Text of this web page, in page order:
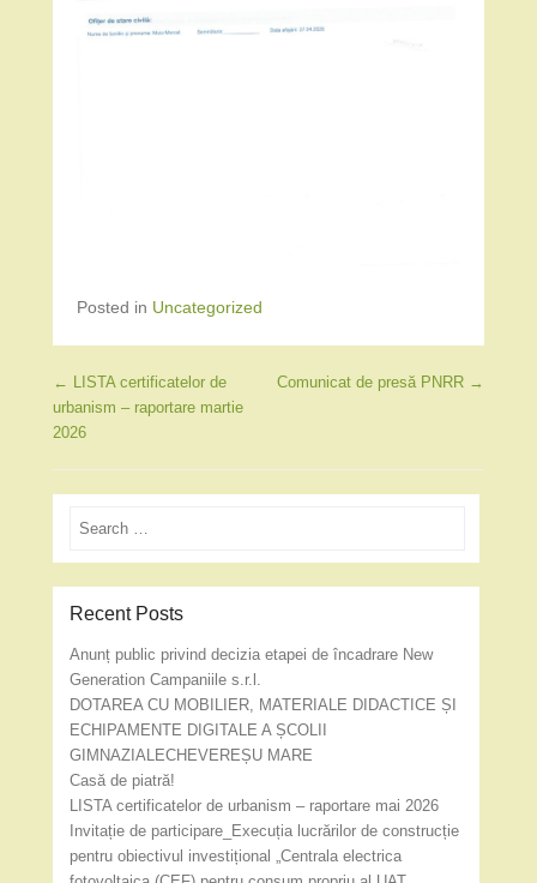
Posted in Uncategorized
Post navigation
←
LISTA certificatelor de
urbanism – raportare martie
2026
Comunicat de presă PNRR →
Search
Recent Posts
Anunț public privind decizia etapei de încadrare New
Generation Campaniile s.r.l.
DOTAREA CU MOBILIER, MATERIALE DIDACTICE ȘI
ECHIPAMENTE DIGITALE A ȘCOLII
GIMNAZIALECHEVEREȘU MARE
Casă de piatră!
LISTA certificatelor de urbanism – raportare mai 2026
Invitație de participare_Execuția lucrărilor de construcție
pentru obiectivul investițional „Centrala electrica